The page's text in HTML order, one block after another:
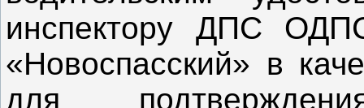
инспектору ДПС
«Новоспасский» в
для